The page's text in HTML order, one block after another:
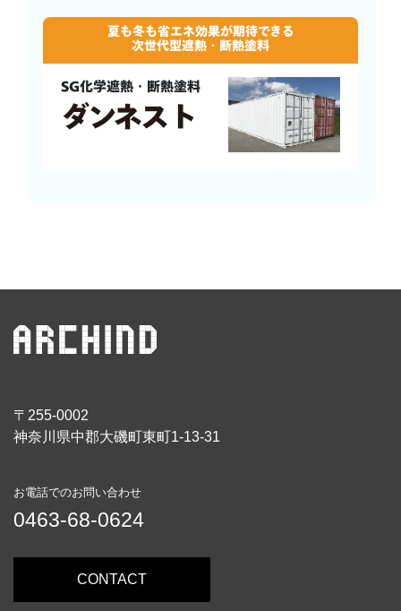
夏も冬も省エネ効果が期待できる
次世代型遮熱・断熱塗料
SG化学遮熱・断熱塗料
ダンネスト
〒255-0002
神奈川県中郡大磯町東町1-13-31
お電話でのお問い合わせ
0463-68-0624
CONTACT